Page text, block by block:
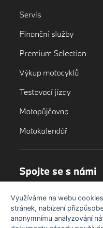
Servis
Finanční služby
Premium Selection
Výkup motocyklů
Testovací jízdy
Motopůjčovna
Motokalendář
Spojte se s námi
Využíváme na webu
stránek, nabízení
anonymnímu analyzování